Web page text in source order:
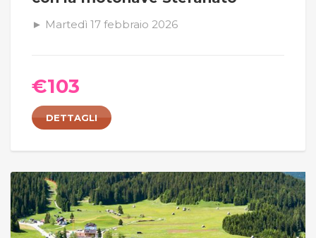
► Martedì 17 febbraio 2026
€103
DETTAGLI